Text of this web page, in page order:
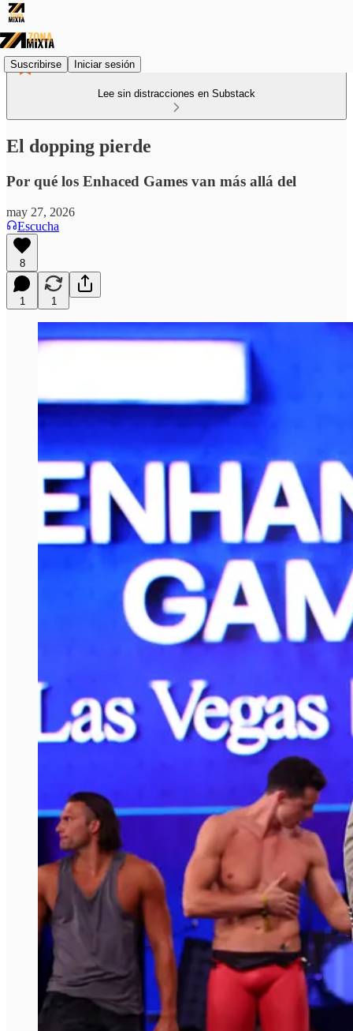
Suscribirse Iniciar sesión
Lee sin distracciones en Substack
El dopping pierde
Por qué los Enhaced Games van más allá del
may 27, 2026
Escucha
8
1 1